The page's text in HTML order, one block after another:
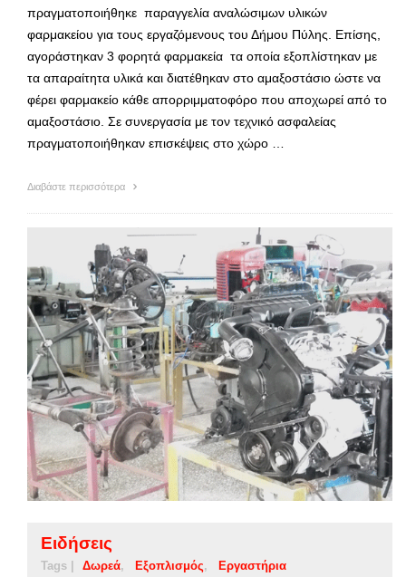
πραγματοποιήθηκε παραγγελία αναλώσιμων υλικών
φαρμακείου για τους εργαζόμενους του Δήμου Πύλης. Επίσης,
αγοράστηκαν 3 φορητά φαρμακεία τα οποία εξοπλίστηκαν με
τα απαραίτητα υλικά και διατέθηκαν στο αμαξοστάσιο ώστε να
φέρει φαρμακείο κάθε απορριμματοφόρο που αποχωρεί από το
αμαξοστάσιο. Σε συνεργασία με τον τεχνικό ασφαλείας
πραγματοποιήθηκαν επισκέψεις στο χώρο …
Διαβάστε περισσότερα
Ειδήσεις
Tags | Δωρεά Εξοπλισμός Εργαστήρια